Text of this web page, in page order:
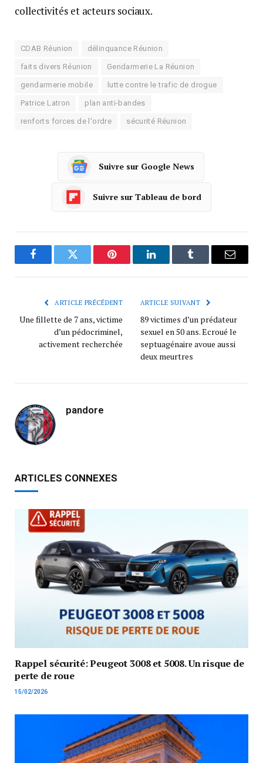
collectivités et acteurs sociaux.
CDAB Réunion délinquance Réunion
faits divers Réunion Gendarmerie La Réunion
gendarmerie mobile lutte contre le trafic de drogue
Patrice Latron plan anti-bandes
renforts forces de l'ordre sécurité Réunion
Suivre sur Google News
Suivre sur Tableau de bord
FacebookTwitter Pinterest LinkedInTumblr
ARTICLE PRÉCÉDENT
Une fillette de 7 ans, victime
d’un pédocriminel,
activement recherchée
ARTICLE SUIVANT
89 victimes d’un prédateur
sexuel en 50 ans. Ecroué le
septuagénaire avoue aussi
deux meurtres
pandore
ARTICLES CONNEXES
Rappel sécurité: Peugeot 3008 et 5008. Un risque de
perte de roue
15/02/2026